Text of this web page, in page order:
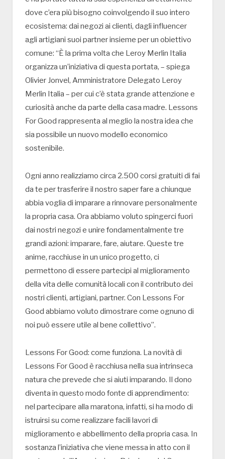
dove c’era più bisogno coinvolgendo il suo intero
ecosistema: dai negozi ai clienti, dagli influencer
agli artigiani suoi partner insieme per un obiettivo
comune: “È la prima volta che Leroy Merlin Italia
organizza un’iniziativa di questa portata, – spiega
Olivier Jonvel, Amministratore Delegato Leroy
Merlin Italia – per cui c’è stata grande attenzione e
curiosità anche da parte della casa madre. Lessons
For Good rappresenta al meglio la nostra idea che
sia possibile un nuovo modello economico
sostenibile.
Ogni anno realizziamo circa 2.500 corsi gratuiti di fai
da te per trasferire il nostro saper fare a chiunque
abbia voglia di imparare a rinnovare personalmente
la propria casa. Ora abbiamo voluto spingerci fuori
dai nostri negozi e unire fondamentalmente tre
grandi azioni: imparare, fare, aiutare. Queste tre
anime, racchiuse in un unico progetto, ci
permettono di essere partecipi al miglioramento
della vita delle comunità locali con il contributo dei
nostri clienti, artigiani, partner. Con Lessons For
Good abbiamo voluto dimostrare come ognuno di
noi può essere utile al bene collettivo”.
Lessons For Good: come funziona. La novità di
Lessons For Good è racchiusa nella sua intrinseca
natura che prevede che si aiuti imparando. Il dono
diventa in questo modo fonte di apprendimento:
nel partecipare alla maratona, infatti, si ha modo di
istruirsi su come realizzare facili lavori di
miglioramento e abbellimento della propria casa. In
sostanza l’iniziativa che viene messa in atto con il